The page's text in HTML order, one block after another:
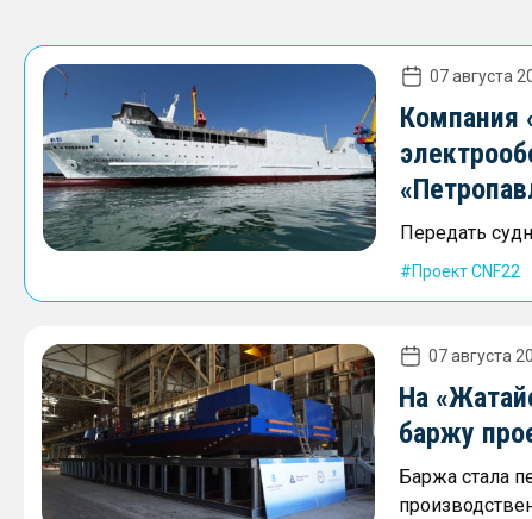
07 августа
Компания
Передать
Проект CNF22
07 августа
На
баржу
Баржа стала